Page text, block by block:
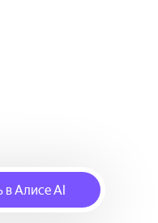
в Алисе AI